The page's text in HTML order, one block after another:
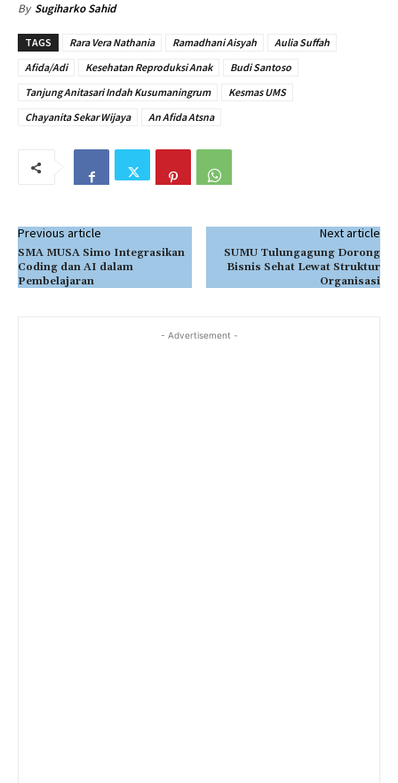
By Sugiharko Sahid
TAGS Rara Vera Nathania Ramadhani Aisyah
Aulia Suffah
Afida/Adi
Kesehatan Reproduksi Anak
Budi Santoso
Tanjung Anitasari Indah Kusumaningrum
Kesmas UMS
Chayanita Sekar Wijaya
An Afida Atsna
Previous article
SMA MUSA Simo Integrasikan
Coding dan AI dalam
Pembelajaran
Next article
SUMU Tulungagung Dorong
Bisnis Sehat Lewat Struktur
Organisasi
- Advertisement -